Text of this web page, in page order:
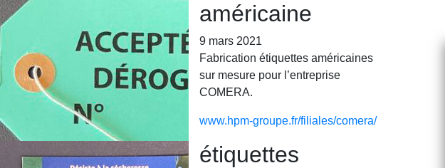
américaine
9 mars 2021
Fabrication étiquettes américaines
sur mesure pour l’entreprise
COMERA.
www.hpm-groupe.fr/filiales/comera/
étiquettes